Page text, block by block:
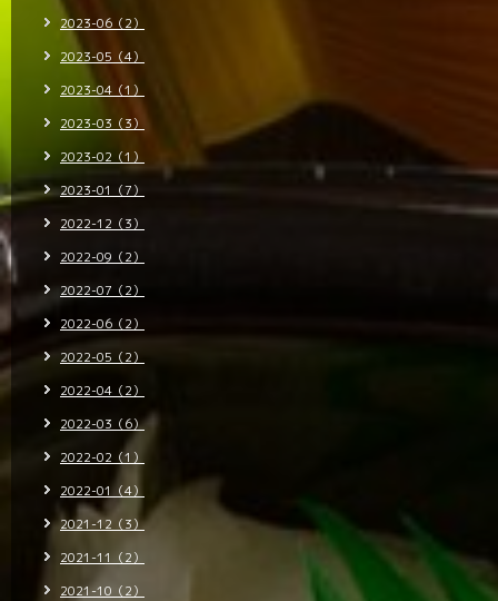
2023-06（2）
2023-05（4）
2023-04（1）
2023-03（3）
2023-02（1）
2023-01（7）
2022-12（3）
2022-09（2）
2022-07（2）
2022-06（2）
2022-05（2）
2022-04（2）
2022-03（6）
2022-02（1）
2022-01（4）
2021-12（3）
2021-11（2）
2021-10（2）